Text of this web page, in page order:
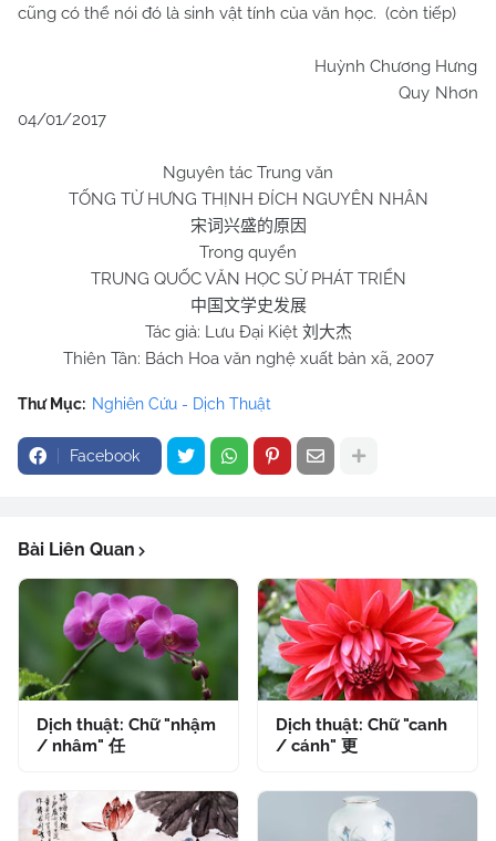
cũng có thể nói đó là sinh vật tính của văn học. (còn tiếp)
Huỳnh Chương Hưng
Quy Nhơn
04/01/2017
Nguyên tác Trung văn
TỐNG TỪ HƯNG THỊNH ĐÍCH NGUYÊN NHÂN
宋词兴盛的原因
Trong quyển
TRUNG QUỐC VĂN HỌC SỬ PHÁT TRIỂN
中国文学史发展
Tác giả: Lưu Đại Kiệt 刘大杰
Thiên Tân: Bách Hoa văn nghệ xuất bản xã, 2007
Thư Mục: Nghiên Cứu - Dịch Thuật
Facebook
Bài Liên Quan
Dịch thuật: Chữ "nhậm
/ nhâm" 任
Dịch thuật: Chữ "canh
/ cánh" 更